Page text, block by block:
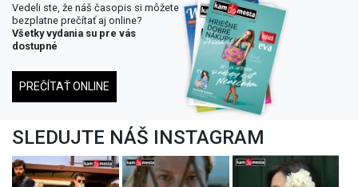
Vedeli ste, že náš časopis si môžete
bezplatne prečítať aj online?
Všetky vydania su pre vás
dostupné
PREČÍTAŤ ONLINE
SLEDUJTE NÁŠ INSTAGRAM